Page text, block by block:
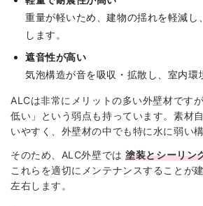
重量が軽いため、建物の揺れを軽減し
します。
遮音性が高い
気泡構造が音を吸収・拡散し、室内環
ALCは非常にメリットの多い外壁材です
低い」という弱点も持っています。素材
いやすく、外壁材の中でも特に水に弱い
そのため、ALC外壁では塗装とシーリン
これらを適切にメンテナンスすることが
左右します。